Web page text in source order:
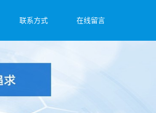
联系方式 在线留言